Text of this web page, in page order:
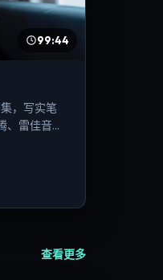
99:44
，写实笔
、雷佳音、
查看更多